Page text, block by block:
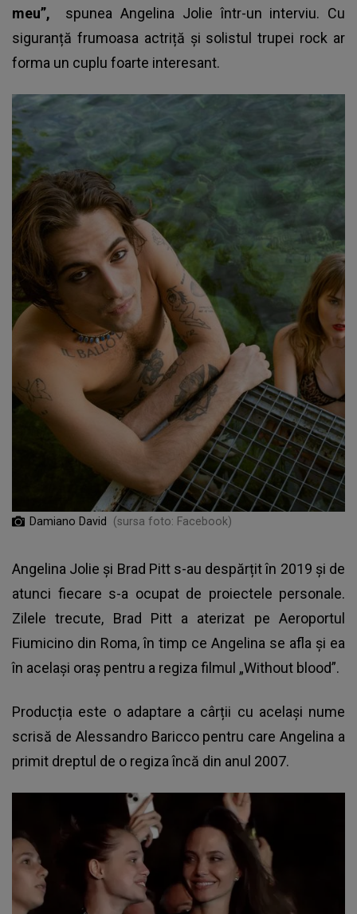
meu”,
spunea Angelina Jolie într-un interviu. Cu
siguranță frumoasa actriță și solistul trupei rock ar
forma un cuplu foarte interesant.
Damiano David (sursa foto: Facebook)
Angelina Jolie și Brad Pitt s-au despărțit în 2019 și de
atunci fiecare s-a ocupat de proiectele personale.
Zilele trecute, Brad Pitt a aterizat pe Aeroportul
Fiumicino din Roma, în timp ce Angelina se afla și ea
în același oraș pentru a regiza filmul „Without blood”.
Producția este o adaptare a cârții cu același nume
scrisă de Alessandro Baricco pentru care Angelina a
primit dreptul de o regiza încă din anul 2007.